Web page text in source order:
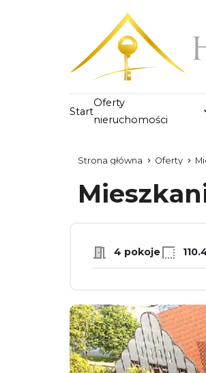
Start
Oferty
nieruchomości
Strona główna Oferty
4 pokoje